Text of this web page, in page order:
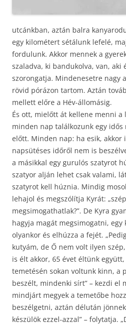
utcánkban, aztán balra
egy kilométert sétálunk lefelé,
fordulunk. Akkor mennek a
szaladva, ki bandukolva, van, aki
szorongatja. Mindenesetre nagy
rövid pórázon tartom. Aztán
mellett előre a Hév-állomásig.
És ott, mielőtt át kellene menni a
minden nap találkozunk egy idős
előtt. Minden nap: ha esik, akkor
napsütéses időről nem is
a másikkal egy gurulós szatyrot
szatyor alján lehet csak valami,
szatyrot kell húznia. Mindig
lehajol és megszólítja Kyrát:
megsimogathatlak?”. De Kyra
hagyja magát megsimogatni,
olyankor és elhúzza a fejét.
kutyám, de Ő nem volt ilyen
is élt akkor, 65 évet éltünk
temetésén sokan voltunk kinn, a
beszélt, mindenki sírt” – kezdi el
mindjárt megyek a temetőbe
beszélgetni, aztán délután
készülök ezzel-azzal” – folytatja.